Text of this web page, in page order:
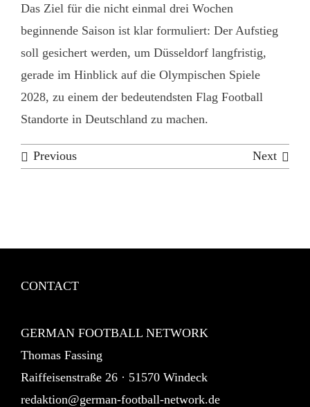
Das Ziel für die nicht einmal drei Wochen
beginnende Saison ist klar formuliert: Der Aufstieg
soll gesichert werden, um Düsseldorf langfristig,
gerade im Hinblick auf die Olympischen Spiele
2028, zu einem der bedeutendsten Flag Football
Standorte in Deutschland zu machen.
Previous Next
CONTACT
GERMAN FOOTBALL NETWORK
Thomas Fassing
Raiffeisenstraße 26 · 51570 Windeck
redaktion@german-football-network.de